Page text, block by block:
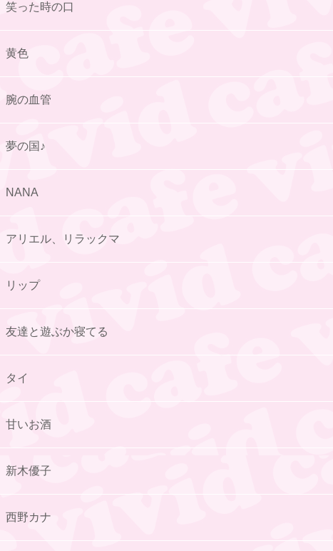
笑った時の口
黄色
腕の血管
夢の国♪
NANA
アリエル、リラックマ
リップ
友達と遊ぶか寝てる
タイ
甘いお酒
新木優子
西野カナ